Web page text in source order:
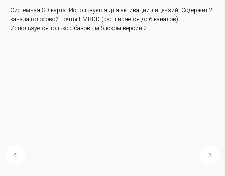
Системная SD карта. Используется для активации лицензий. Содержит 2
канала голосовой почты EMBDD (расширяется до 6 каналов).
Используется только с базовым блоком версии 2.